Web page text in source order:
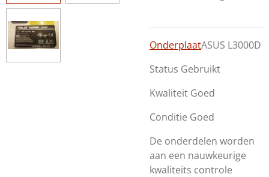
OnderplaatASUS L3000D
Status Gebruikt
Kwaliteit Goed
Conditie Goed
De onderdelen worden
aan een nauwkeurige
kwaliteits controle